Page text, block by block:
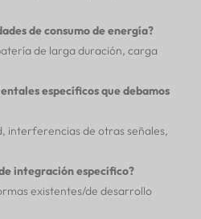
de consumo de energía?
de larga duración, carga
específicos que debamos
interferencias de otras señales,
integración específico?
existentes/de desarrollo